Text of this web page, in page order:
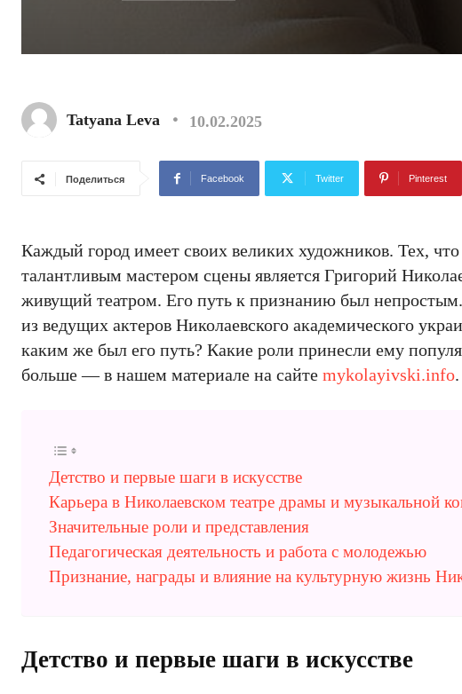
Tatyana Leva 10.02.2025
Поделиться Facebook Twitter Pinterest
Каждый город имеет своих великих художников. Тех,
талантливым мастером сцены является Григорий
живущий театром. Его путь к признанию был
из ведущих актеров Николаевского академического
каким же был его путь? Какие роли принесли ему
больше — в нашем материале на сайте mykolayivski.info.
Детство и первые шаги в искусстве
Карьера в Николаевском театре драмы и музыкальной
Значительные роли и представления
Педагогическая деятельность и работа с молодежью
Признание, награды и влияние на культурную жизнь
Детство и первые шаги в искусстве